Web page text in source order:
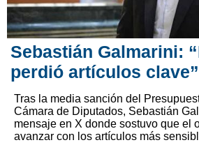
Sebastián Galmarini:
perdió artículos clave”
Tras la media sanción del
Cámara de Diputados, Sebastián
mensaje en X donde sostuvo que el
avanzar con los artículos más